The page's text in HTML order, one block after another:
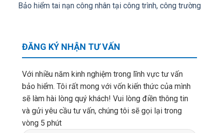
Bảo hiểm tai nạn công nhân tại công trình, công trường
ĐĂNG KÝ NHẬN TƯ VẤN
Với nhiều năm kinh nghiệm trong lĩnh vực tư vấn
bảo hiểm. Tôi rất mong với vốn kiến thức của mình
sẽ làm hài lòng quý khách! Vui lòng điền thông tin
và gửi yêu cầu tư vấn, chúng tôi sẽ gọi lại trong
vòng 5 phút